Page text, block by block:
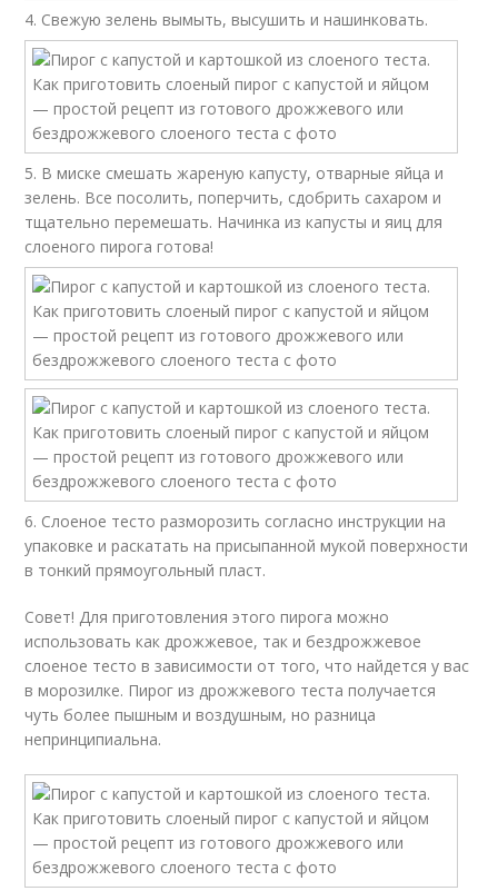
4. Свежую зелень вымыть, высушить и нашинковать.
5. В миске смешать жареную капусту, отварные яйца и
зелень. Все посолить, поперчить, сдобрить сахаром и
тщательно перемешать. Начинка из капусты и яиц для
слоеного пирога готова!
6. Слоеное тесто разморозить согласно инструкции на
упаковке и раскатать на присыпанной мукой поверхности
в тонкий прямоугольный пласт.
Совет! Для приготовления этого пирога можно
использовать как дрожжевое, так и бездрожжевое
слоеное тесто в зависимости от того, что найдется у вас
в морозилке. Пирог из дрожжевого теста получается
чуть более пышным и воздушным, но разница
непринципиальна.